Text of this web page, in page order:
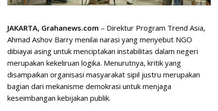
JAKARTA, Grahanews.com – Direktur Program Trend Asia,
Ahmad Ashov Barry menilai narasi yang menyebut NGO
dibiayai asing untuk menciptakan instabilitas dalam negeri
merupakan kekeliruan logika. Menurutnya, kritik yang
disampaikan organisasi masyarakat sipil justru merupakan
bagian dari mekanisme demokrasi untuk menjaga
keseimbangan kebijakan publik.